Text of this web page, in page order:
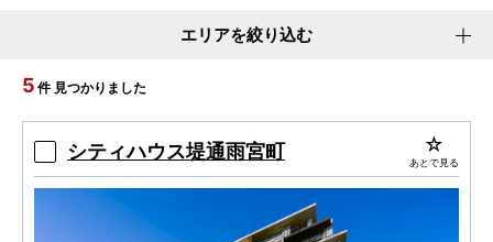
エリアを絞り込む
5 件 見つかりました
シティハウス堤通雨宮町 あとで見る